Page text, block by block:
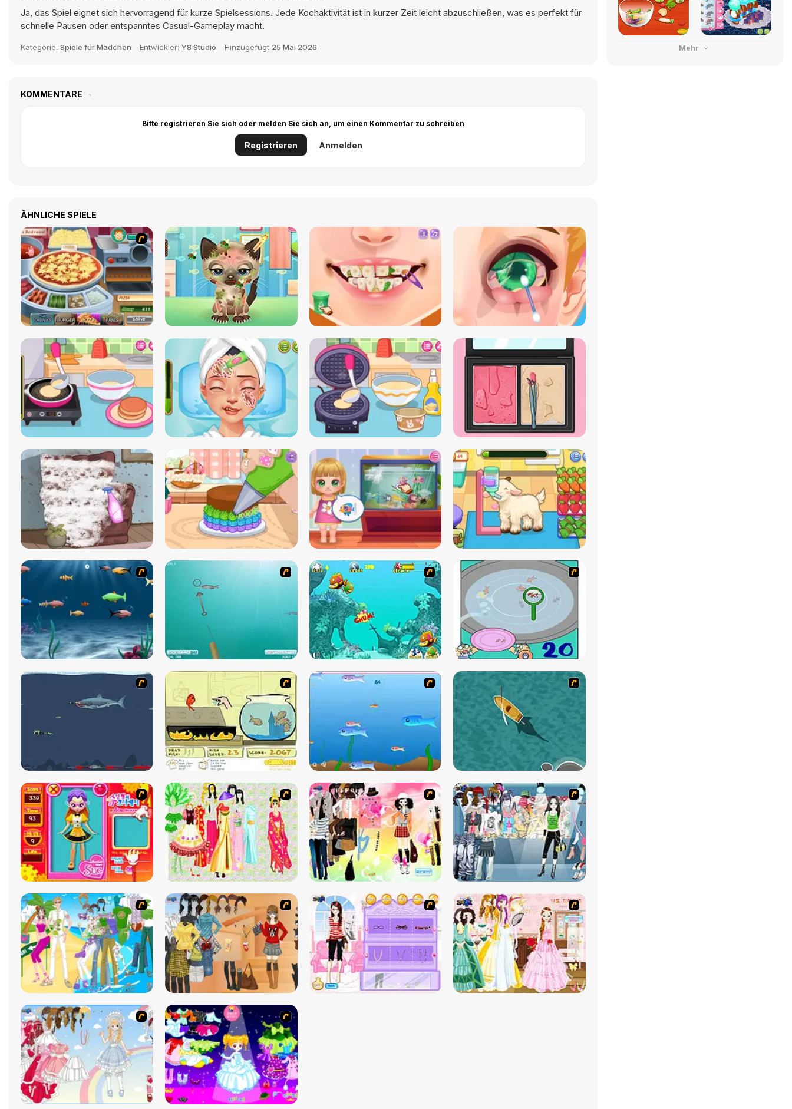
Ja, das Spiel eignet sich hervorragend für kurze Spielsessions. Jede Kochaktivität ist in kurzer Zeit leicht abzuschließen, was es perfekt für
schnelle Pausen oder entspanntes Casual-Gameplay macht.
Kategorie: Spiele für Mädchen Entwickler: Y8 Studio Hinzugefügt 25 Mai 2026
KOMMENTARE
Bitte registrieren Sie sich oder melden Sie sich an, um einen Kommentar zu schreiben
Registrieren Anmelden
ÄHNLICHE SPIELE
Mehr